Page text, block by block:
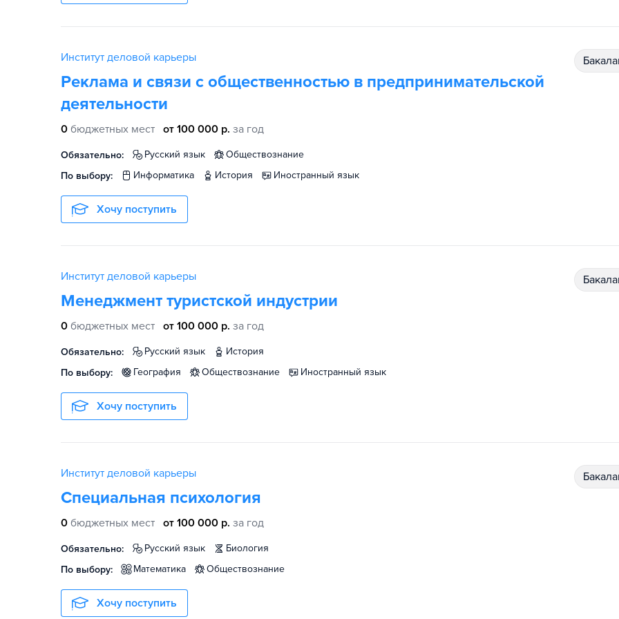
Институт деловой карьеры
Реклама и связи с общественностью в предпринимательской
деятельности
0 бюджетных мест от 100 000 р. за год
Обязательно: русский язык
обществознание
По выбору:
информатика история иностранный язык
Хочу поступить
Институт деловой карьеры
Менеджмент туристской индустрии
0 бюджетных мест от 100 000 р. за год
Обязательно: русский язык
история
По выбору:
география обществознание иностранный язык
Хочу поступить
Институт деловой карьеры
Специальная психология
0 бюджетных мест от 100 000 р. за год
Обязательно: русский язык
биология
По выбору:
математика обществознание
Хочу поступить